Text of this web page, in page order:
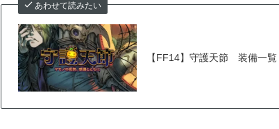
あわせて読みたい
【FF14】守護天節 装備一覧